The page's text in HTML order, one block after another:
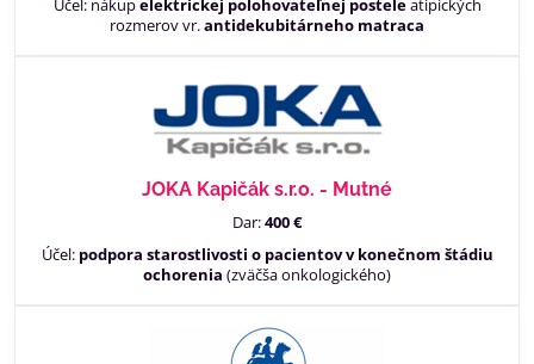
rozmerov vr.antidekubitárneho matraca
JOKA Kapičák s.r.o. - Mutné
Dar:400 €
Účel: podpora starostlivosti o pacientov v konečnom štádiu
ochorenia (zväčša onkologického)